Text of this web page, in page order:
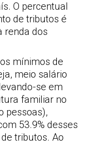
O percentual
de tributos é
renda dos
mínimos de
meio salário
se em
familiar no
pessoas),
53.9% desses
tributos. Ao